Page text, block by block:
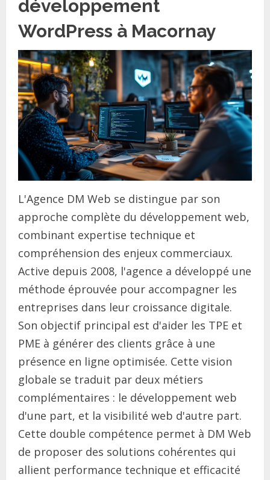
développement
WordPress à Macornay
L'Agence DM Web se distingue par son
approche complète du développement web,
combinant expertise technique et
compréhension des enjeux commerciaux.
Active depuis 2008, l'agence a développé une
méthode éprouvée pour accompagner les
entreprises dans leur croissance digitale.
Son objectif principal est d'aider les TPE et
PME à générer des clients grâce à une
présence en ligne optimisée. Cette vision
globale se traduit par deux métiers
complémentaires : le développement web
d'une part, et la visibilité web d'autre part.
Cette double compétence permet à DM Web
de proposer des solutions cohérentes qui
allient performance technique et efficacité